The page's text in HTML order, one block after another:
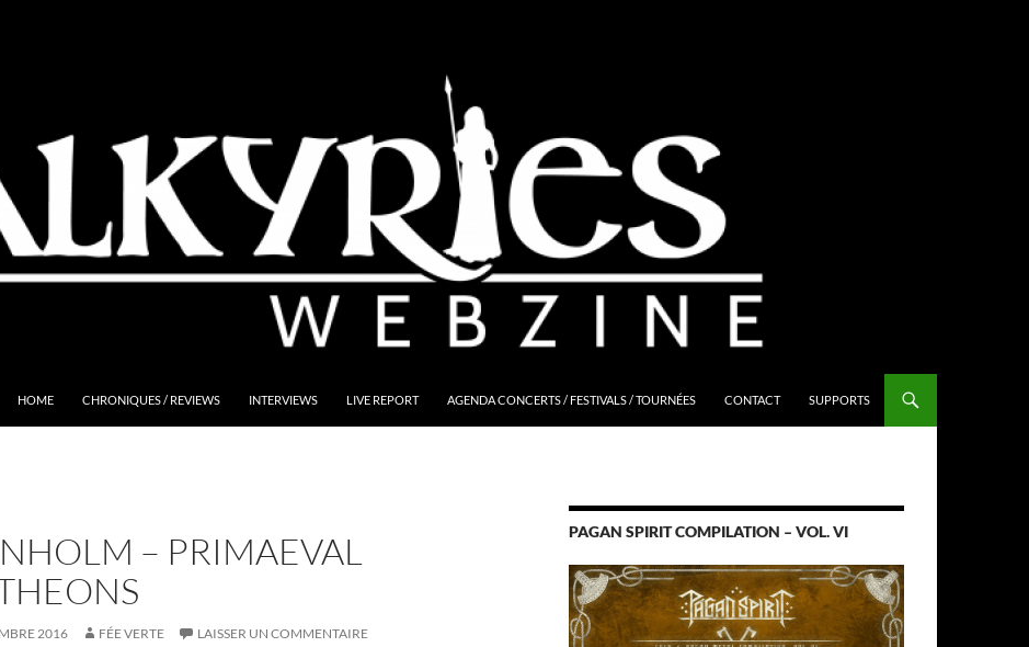
HOME CHRONIQUES / REVIEWS INTERVIEWS LIVE REPORT AGENDA CONCERTS / FESTIVALS / TOURNÉES CONTACT SUPPORTS
– PRIMAEVAL
2016 FÉE VERTE LAISSER UN COMMENTAIRE
PAGAN SPIRIT COMPILATION – VOL. VI